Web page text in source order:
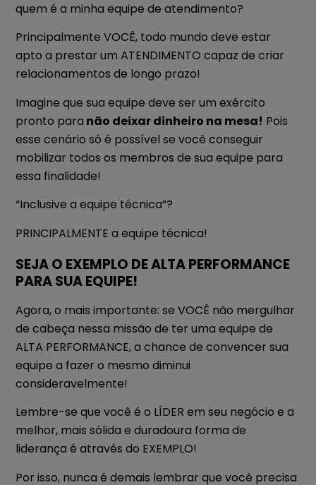
quem é a minha equipe de atendimento?
Principalmente VOCÊ, todo mundo deve estar
apto a prestar um ATENDIMENTO capaz de criar
relacionamentos de longo prazo!
Imagine que sua equipe deve ser um exército
pronto para não deixar dinheiro na mesa! Pois
esse cenário só é possível se você conseguir
mobilizar todos os membros de sua equipe para
essa finalidade!
“Inclusive a equipe técnica”?
PRINCIPALMENTE a equipe técnica!
SEJA O EXEMPLO DE ALTA PERFORMANCE
PARA SUA EQUIPE!
Agora, o mais importante: se VOCÊ não mergulhar
de cabeça nessa missão de ter uma equipe de
ALTA PERFORMANCE, a chance de convencer sua
equipe a fazer o mesmo diminui
consideravelmente!
Lembre-se que você é o LÍDER em seu negócio e a
melhor, mais sólida e duradoura forma de
liderança é através do EXEMPLO!
Por isso, nunca é demais lembrar que você precisa